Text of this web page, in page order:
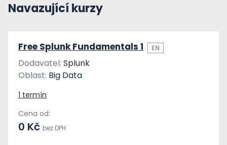
Navazující kurzy
Free Splunk Fundamentals 1 EN
Dodavatel: Splunk
Oblast: Big Data
1 termín
Cena od:
0 Kč bez DPH